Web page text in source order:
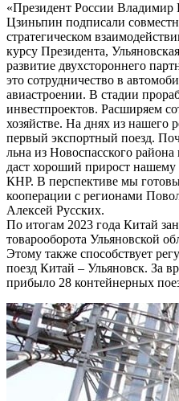
«Президент России
Цзиньпин подписали
стратегическом
курсу Президента,
развитие двухстороннего
это сотрудничество в
авиастроении. В стадии
инвестпроектов. Расширяем
хозяйстве. На днях из нашего
первый экспортный поезд.
льна из Новоспасского
даст хороший прирост
КНР. В перспективе мы
кооперации с регионами
Алексей Русских.
По итогам 2023 года Китай
товарооборота Ульяновской
Этому также способствует
поезд Китай – Ульяновск. За
прибыло 28 контейнерных